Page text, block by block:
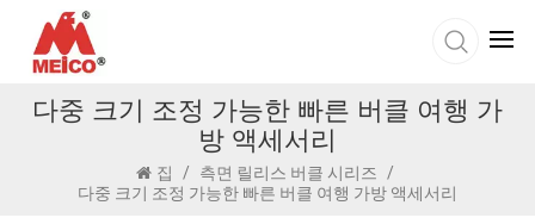
다중 크기 조정 가능한 빠른 버클 여행 가
방 액세서리
집 / 측면 릴리스 버클 시리즈
/
다중 크기 조정 가능한 빠른 버클 여행 가방 액세서리